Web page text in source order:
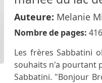
Auteure: Melanie
Nombre de pages: 416
Les frères Sabbatini
souhaits n'a pourtant
Sabbatini. "Bonjour